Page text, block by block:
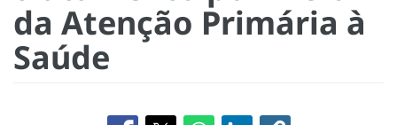
da Atenção Primária à
Saúde